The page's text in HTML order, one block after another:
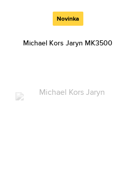
Novinka
Michael Kors Jaryn MK3500